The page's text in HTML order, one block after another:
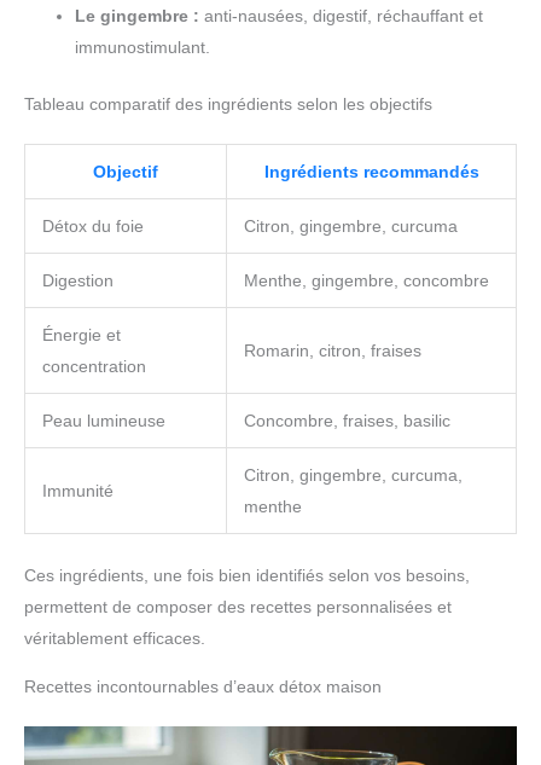
Le gingembre : anti-nausées, digestif, réchauffant et
immunostimulant.
Tableau comparatif des ingrédients selon les objectifs
Objectif Ingrédients recommandés
Détox du foie Citron, gingembre, curcuma
Digestion Menthe, gingembre, concombre
Énergie et
concentration
Romarin, citron, fraises
Peau lumineuse Concombre, fraises, basilic
Immunité
Citron, gingembre, curcuma,
menthe
Ces ingrédients, une fois bien identifiés selon vos besoins,
permettent de composer des recettes personnalisées et
véritablement efficaces.
Recettes incontournables d’eaux détox maison